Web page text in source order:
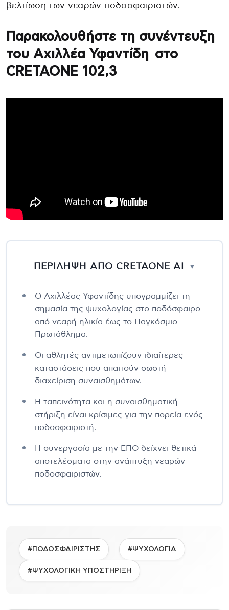
βελτίωση των νεαρών ποδοσφαιριστών.
Παρακολουθήστε τη συνέντευξη
του Αχιλλέα Υφαντίδη στο
CRETAONE 102,3
ΠΕΡΙΛΗΨΗ ΑΠΟ CRETAONE AI ▼
Ο Αχιλλέας Υφαντίδης υπογραμμίζει τη
σημασία της ψυχολογίας στο ποδόσφαιρο
από νεαρή ηλικία έως το Παγκόσμιο
Πρωτάθλημα.
Οι αθλητές αντιμετωπίζουν ιδιαίτερες
καταστάσεις που απαιτούν σωστή
διαχείριση συναισθημάτων.
Η ταπεινότητα και η συναισθηματική
στήριξη είναι κρίσιμες για την πορεία ενός
ποδοσφαιριστή.
Η συνεργασία με την ΕΠΟ δείχνει θετικά
αποτελέσματα στην ανάπτυξη νεαρών
ποδοσφαιριστών.
#ΠΟΔΟΣΦΑΙΡΙΣΤΗΣ #ΨΥΧΟΛΟΓΙΑ
#ΨΥΧΟΛΟΓΙΚΗ ΥΠΟΣΤΗΡΙΞΗ